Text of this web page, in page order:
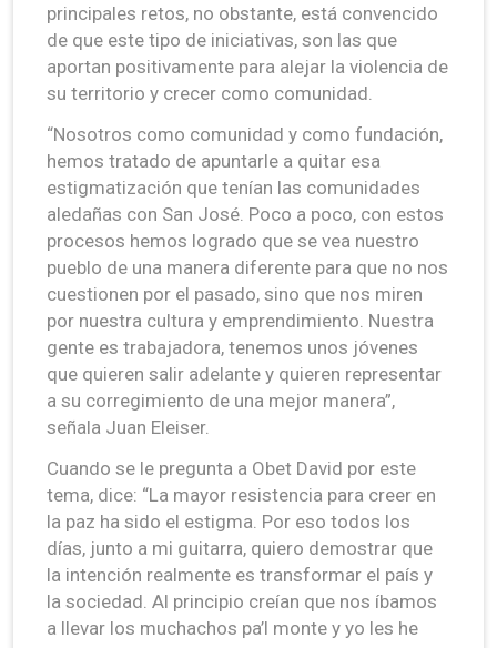
principales retos, no obstante, está convencido
de que este tipo de iniciativas, son las que
aportan positivamente para alejar la violencia de
su territorio y crecer como comunidad.
“Nosotros como comunidad y como fundación,
hemos tratado de apuntarle a quitar esa
estigmatización que tenían las comunidades
aledañas con San José. Poco a poco, con estos
procesos hemos logrado que se vea nuestro
pueblo de una manera diferente para que no nos
cuestionen por el pasado, sino que nos miren
por nuestra cultura y emprendimiento. Nuestra
gente es trabajadora, tenemos unos jóvenes
que quieren salir adelante y quieren representar
a su corregimiento de una mejor manera”,
señala Juan Eleiser.
Cuando se le pregunta a Obet David por este
tema, dice: “La mayor resistencia para creer en
la paz ha sido el estigma. Por eso todos los
días, junto a mi guitarra, quiero demostrar que
la intención realmente es transformar el país y
la sociedad. Al principio creían que nos íbamos
a llevar los muchachos pa’l monte y yo les he